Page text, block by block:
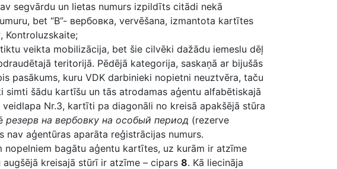
segvārdu un lietas numurs izpildīts citādi nekā
bet “B”- вербовка, vervēšana, izmantota kartītes
, Kontroluzskaite;
veikta mobilizācija, bet šie cilvēki dažādu iemeslu dēļ
teritorijā. Pēdējā kategorija, saskaņā ar bijušās
pasākums, kuru VDK darbinieki nopietni neuztvēra, taču
šādu kartīšu un tās atrodamas aģentu alfabētiskajā
Nr.3, kartīti pa diagonāli no kreisā apakšējā stūra
резерв на вербовку на особый период (rezerve
aģentūras aparāta reģistrācijas numurs.
bagātu aģentu kartītes, uz kurām ir atzīme
augšējā kreisajā stūrī ir atzīme – cipars 8. Kā liecināja